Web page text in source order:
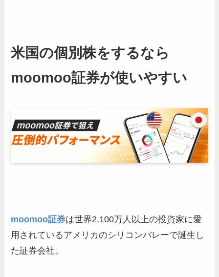
米国の個別株をするなら
moomoo証券が使いやすい
moomoo証券は世界2,100万人以上の投資家に愛
用されているアメリカのシリコンバレーで誕生し
た証券会社。